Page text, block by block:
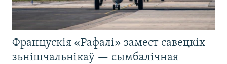
Францускія «Рафалі» замест савецкіх
зьнішчальнікаў — сымбалічная